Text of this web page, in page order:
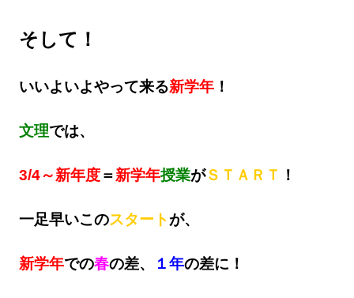
そして！
いいよいよやって来る新学年 ！
文理では、
3/4～新年度＝新学年授業がＳＴＡＲＴ ！
一足早いこのスタートが、
新学年での春の差、 １年の差に！